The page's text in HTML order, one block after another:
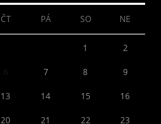
ČT PÁ SO NE
1 2
7 8 9
13 14 15 16
20 21 22 23